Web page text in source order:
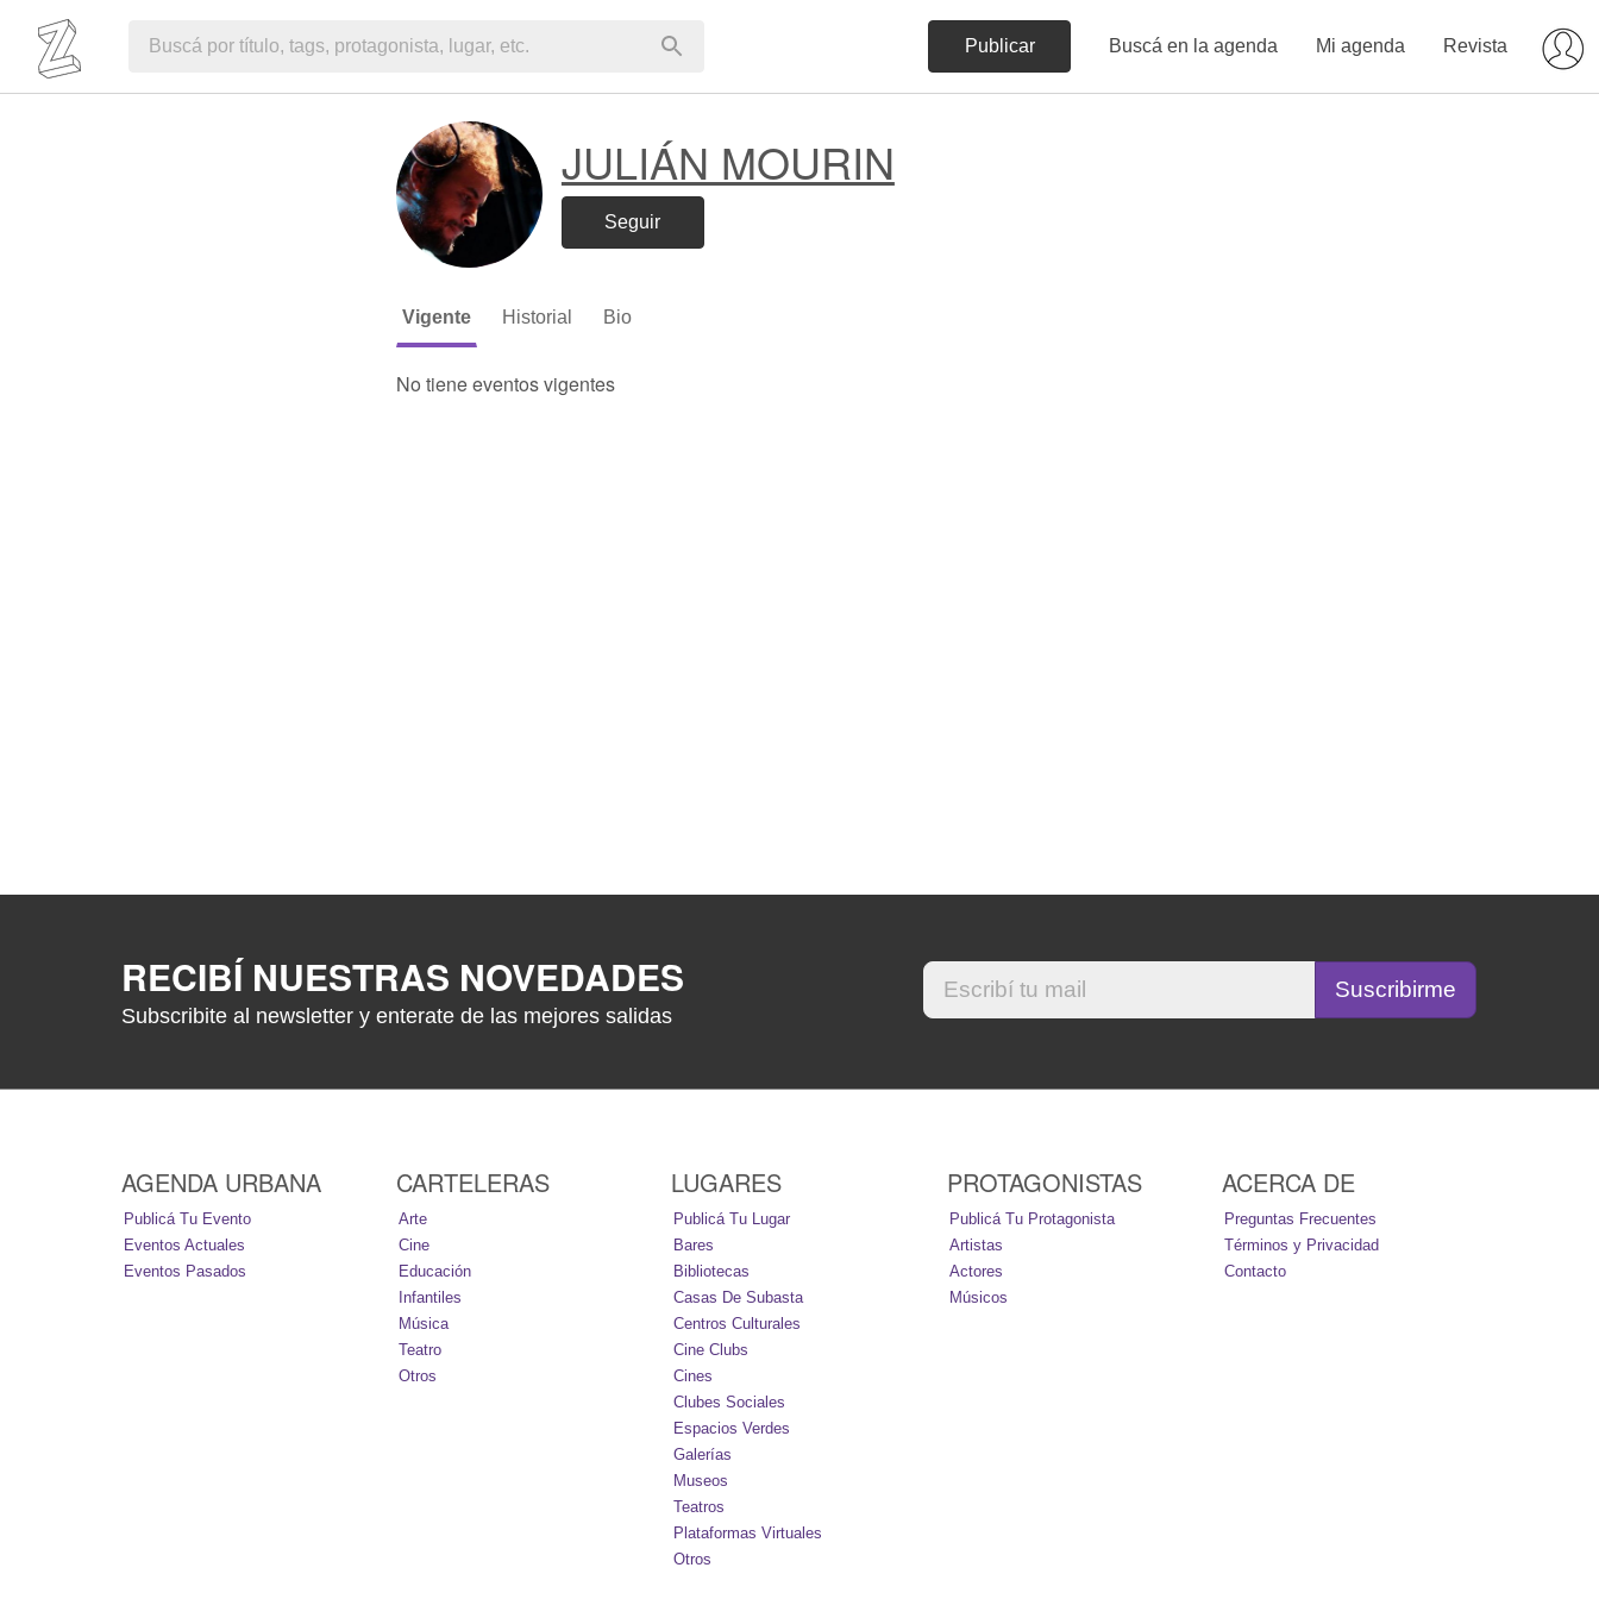
Publicar Buscá en la agenda Mi agenda Revista
JULIÁN MOURIN
Seguir
Vigente Historial Bio
No tiene eventos vigentes
RECIBÍ NUESTRAS NOVEDADES
Subscribite al newsletter y enterate de las mejores salidas
AGENDA URBANA
Publicá Tu Evento
Eventos Actuales
Eventos Pasados
CARTELERAS
Arte
Cine
Educación
Infantiles
Música
Teatro
Otros
LUGARES
Publicá Tu Lugar
Bares
Bibliotecas
Casas De Subasta
Centros Culturales
Cine Clubs
Cines
Clubes Sociales
Espacios Verdes
Galerías
Museos
Teatros
Plataformas Virtuales
Otros
PROTAGONISTAS
Publicá Tu Protagonista
Artistas
Actores
Músicos
ACERCA DE
Preguntas Frecuentes
Términos y Privacidad
Contacto